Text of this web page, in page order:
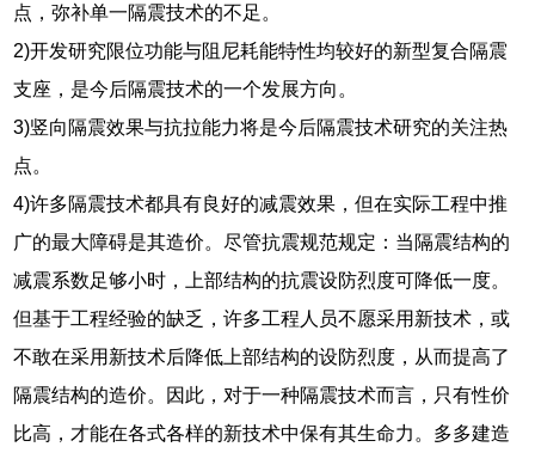
点，弥补单一隔震技术的不足。
2)开发研究限位功能与阻尼耗能特性均较好的新型复合隔震
支座，是今后隔震技术的一个发展方向。
3)竖向隔震效果与抗拉能力将是今后隔震技术研究的关注热
点。
4)许多隔震技术都具有良好的减震效果，但在实际工程中推
广的最大障碍是其造价。尽管抗震规范规定：当隔震结构的
减震系数足够小时，上部结构的抗震设防烈度可降低一度。
但基于工程经验的缺乏，许多工程人员不愿采用新技术，或
不敢在采用新技术后降低上部结构的设防烈度，从而提高了
隔震结构的造价。因此，对于一种隔震技术而言，只有性价
比高，才能在各式各样的新技术中保有其生命力。多多建造